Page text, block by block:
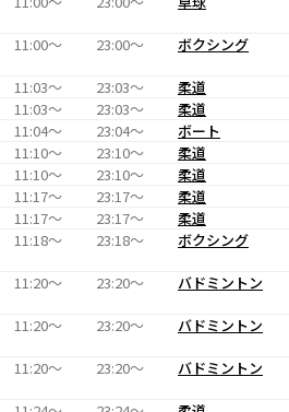
11:00〜
23:00〜 ボクシング
11:03〜
23:03〜 柔道
11:03〜
23:03〜 柔道
11:04〜
23:04〜 ボート
11:10〜
23:10〜 柔道
11:10〜
23:10〜 柔道
11:17〜
23:17〜 柔道
11:17〜
23:17〜 柔道
11:18〜
23:18〜 ボクシング
11:20〜
23:20〜 バドミントン
11:20〜
23:20〜 バドミントン
11:20〜
23:20〜 バドミントン